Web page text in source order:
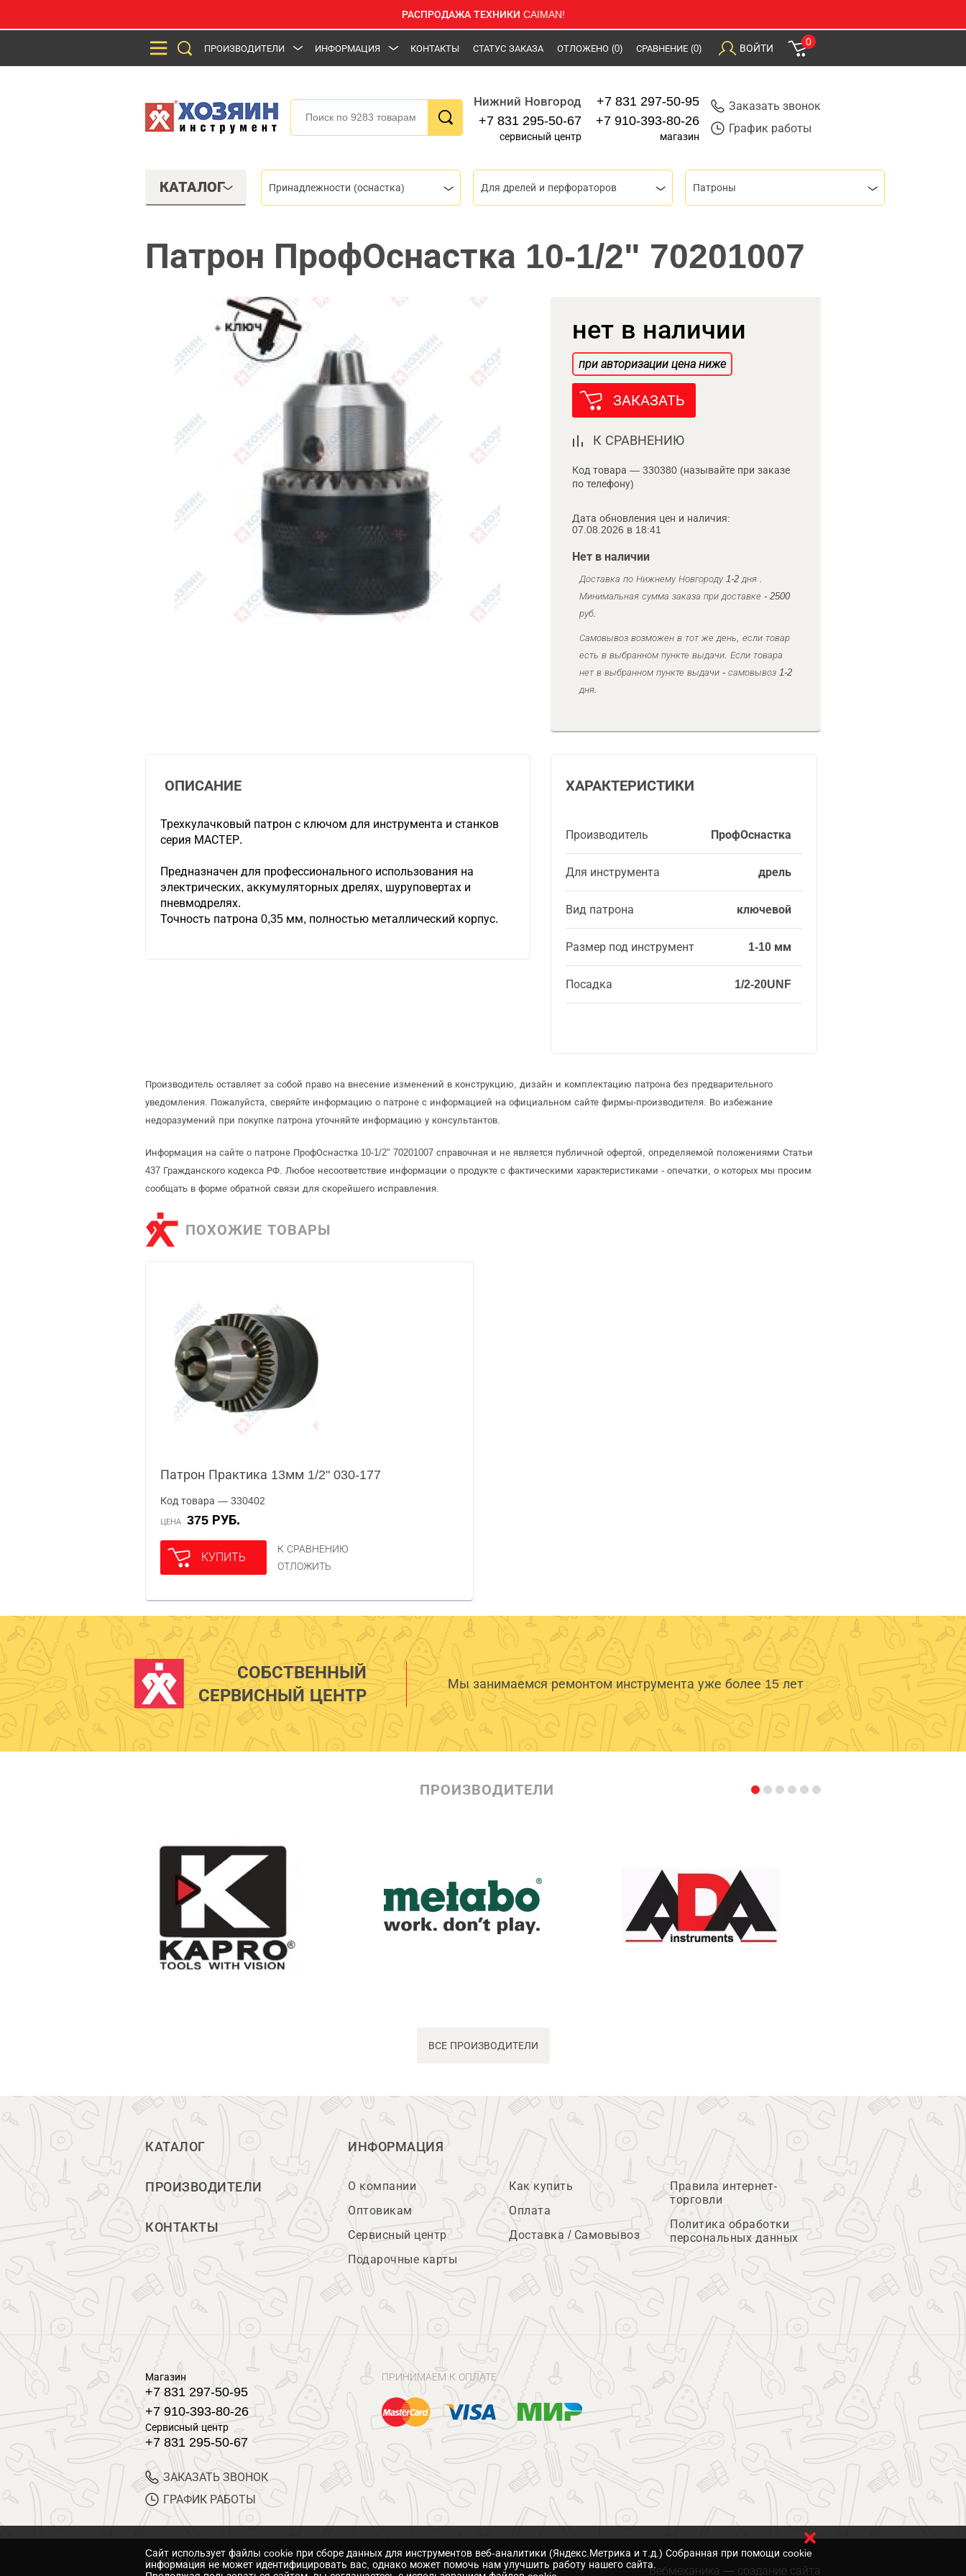
РАСПРОДАЖА ТЕХНИКИ CAIMAN!
ПРОИЗВОДИТЕЛИ ИНФОРМАЦИЯ КОНТАКТЫ СТАТУС ЗАКАЗА ОТЛОЖЕНО (0) СРАВНЕНИЕ (0) ВОЙТИ
0
Нижний Новгород
+7 831 295-50-67
сервисный центр
+7 831 297-50-95
+7 910-393-80-26
магазин
Заказать звонок
График работы
КАТАЛОГ Принадлежности (оснастка) Для дрелей и перфораторов Патроны
Патрон ПрофОснастка 10-1/2" 70201007
нет в наличии
при авторизации цена ниже
ЗАКАЗАТЬ
К СРАВНЕНИЮ
Код товара — 330380 (называйте при заказе
по телефону)
Дата обновления цен и наличия:
07.08.2026 в 18:41
Нет в наличии
Доставка по Нижнему Новгороду 1-2 дня .
Минимальная сумма заказа при доставке - 2500
руб.
Самовывоз возможен в тот же день, если товар
есть в выбранном пункте выдачи. Если товара
нет в выбранном пункте выдачи - самовывоз 1-2
дня.
ХАРАКТЕРИСТИКИ
Производитель ПрофОснастка
Для инструмента дрель
Вид патрона ключевой
Размер под инструмент 1-10 мм
Посадка 1/2-20UNF
ОПИСАНИЕ
Трехкулачковый патрон с ключом для инструмента и станков
серия МАСТЕР.
Предназначен для профессионального использования на
электрических, аккумуляторных дрелях, шуруповертах и
пневмодрелях.
Точность патрона 0,35 мм, полностью металлический корпус.
Производитель оставляет за собой право на внесение изменений в конструкцию, дизайн и комплектацию патрона без предварительного
уведомления. Пожалуйста, сверяйте информацию о патроне с информацией на официальном сайте фирмы-производителя. Во избежание
недоразумений при покупке патрона уточняйте информацию у консультантов.
Информация на сайте о патроне ПрофОснастка 10-1/2" 70201007 справочная и не является публичной офертой, определяемой положениями Статьи
437 Гражданского кодекса РФ. Любое несоответствие информации о продукте с фактическими характеристиками - опечатки, о которых мы просим
сообщать в форме обратной связи для скорейшего исправления.
ПОХОЖИЕ ТОВАРЫ
Патрон Практика 13мм 1/2" 030-177
Код товара — 330402
ЦЕНА 375 РУБ.
КУПИТЬ
К СРАВНЕНИЮ
ОТЛОЖИТЬ
СОБСТВЕННЫЙ
СЕРВИСНЫЙ ЦЕНТР
Мы занимаемся ремонтом инструмента уже более 15 лет
ПРОИЗВОДИТЕЛИ
ВСЕ ПРОИЗВОДИТЕЛИ
КАТАЛОГ
ПРОИЗВОДИТЕЛИ
КОНТАКТЫ
ИНФОРМАЦИЯ
О компании
Оптовикам
Сервисный центр
Подарочные карты
Как купить
Оплата
Доставка / Самовывоз
Правила интернет-
торговли
Политика обработки
персональных данных
Магазин
+7 831 297-50-95
+7 910-393-80-26
Сервисный центр
+7 831 295-50-67
ЗАКАЗАТЬ ЗВОНОК
ГРАФИК РАБОТЫ
ПРИНИМАЕМ К ОПЛАТЕ
© 2017 Магазин Хозяин
Вебмеханика — создание сайта
Cайт использует файлы cookie при сборе данных для инструментов веб-аналитики (Яндекс.Метрика и т.д.) Собранная при помощи cookie
информация не может идентифицировать вас, однако может помочь нам улучшить работу нашего сайта.